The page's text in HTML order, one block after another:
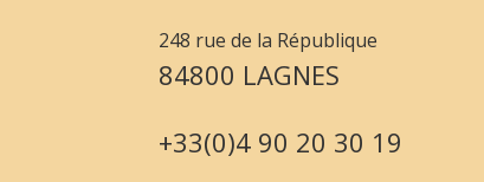
248 rue de la République
84800 LAGNES
+33(0)4 90 20 30 19